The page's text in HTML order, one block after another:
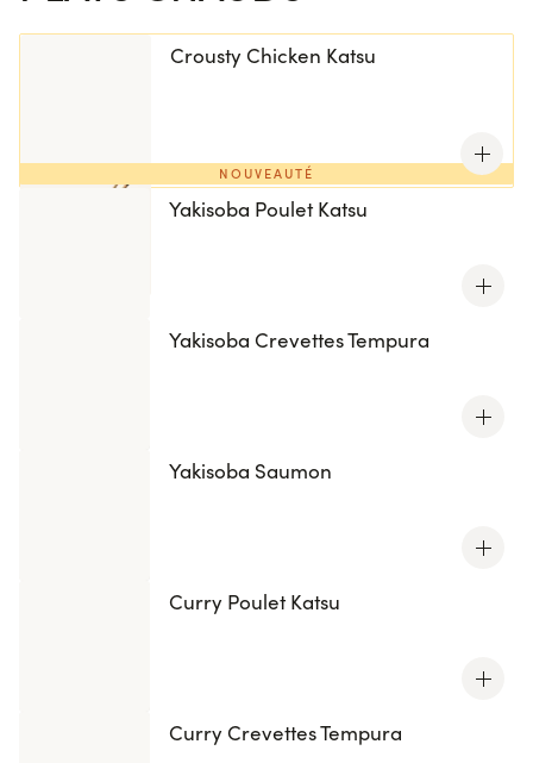
NOUVEAUTÉ
Crousty Chicken Katsu
Yakisoba Poulet Katsu
Yakisoba Crevettes Tempura
Yakisoba Saumon
Curry Poulet Katsu
Curry Crevettes Tempura